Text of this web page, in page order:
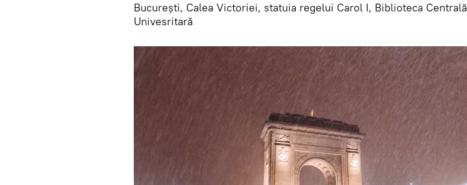
București, Calea Victoriei, statuia regelui Carol I, Biblioteca Centrală
Univesritară